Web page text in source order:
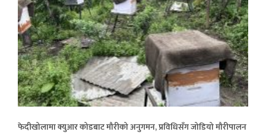
फेदीखोलामा क्युआर कोडबाट मौरीको अनुगमन, प्रविधिसँग जोडियो मौरीपालन